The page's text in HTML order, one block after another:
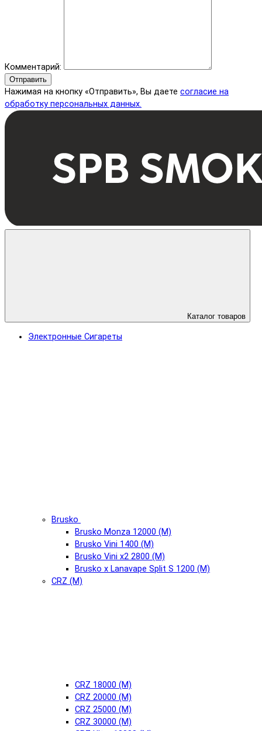
Комментарий:
Отправить
Нажимая на кнопку «Отправить», Вы даете согласие на
обработку персональных данных.
Каталог товаров
Электронные Сигареты
Brusko
Brusko Monza 12000 (М)
Brusko Vini 1400 (М)
Brusko Vini x2 2800 (М)
Brusko x Lanavape Split S 1200 (М)
CRZ (М)
CRZ 18000 (М)
CRZ 20000 (М)
CRZ 25000 (М)
CRZ 30000 (М)